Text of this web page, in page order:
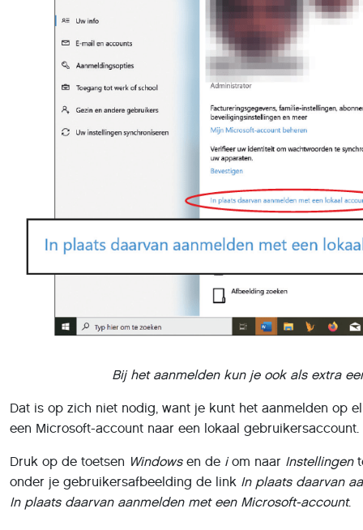
Bij het aanmelden kun je ook als extra
Dat is op zich niet nodig, want je kunt het aanmelden op
een Microsoft-account naar een lokaal
Druk op de toetsen Windowsen de iom naar Instellingen
onder je gebruikersafbeelding de link In plaats daarvan
In plaats daarvan aanmelden met een Microsoft-account.